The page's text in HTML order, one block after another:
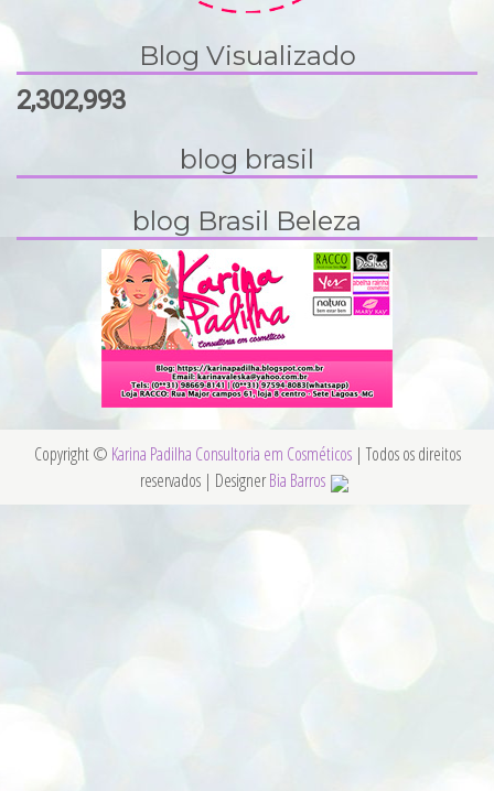
Blog Visualizado
2,302,993
blog brasil
blog Brasil Beleza
Copyright © Karina Padilha Consultoria em Cosméticos | Todos os direitos
reservados | DesignerBia Barros